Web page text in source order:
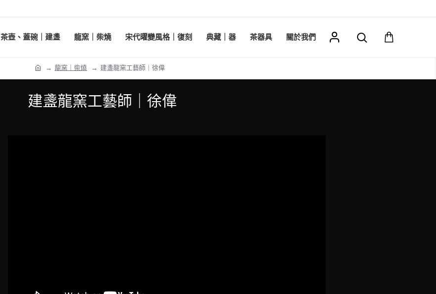
茶壺、蓋碗｜建盞 龍窯｜柴燒 宋代曜變風格｜復刻 典藏｜器 茶器具 關於我們
龍窯｜柴燒 建盞龍窯工藝師｜徐偉
建盞龍窯工藝師｜徐偉